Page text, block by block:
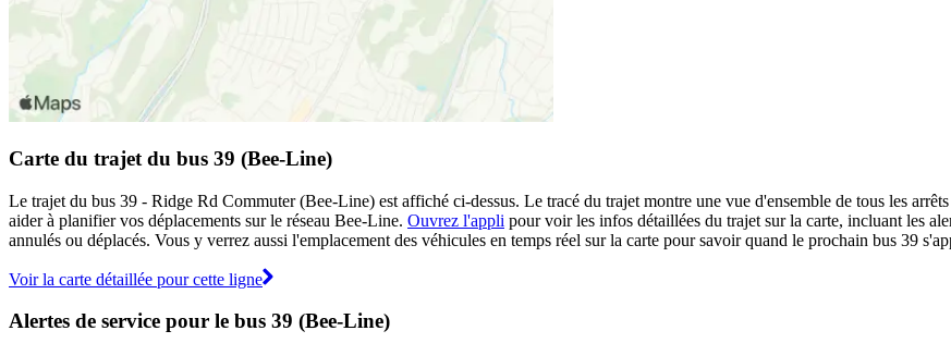
Carte du trajet du bus 39 (Bee-Line)
Le trajet du bus 39 - Ridge Rd Commuter (Bee-Line) est affiché ci-dessus. Le tracé du trajet montre une vue d'ensemble de tous les
aider à planifier vos déplacements sur le réseau Bee-Line. Ouvrez l'appli pour voir les infos détaillées du trajet sur la carte, incluant les
annulés ou déplacés. Vous y verrez aussi l'emplacement des véhicules en temps réel sur la carte pour savoir quand le prochain bus 39
Voir la carte détaillée pour cette ligne
Alertes de service pour le bus 39 (Bee-Line)